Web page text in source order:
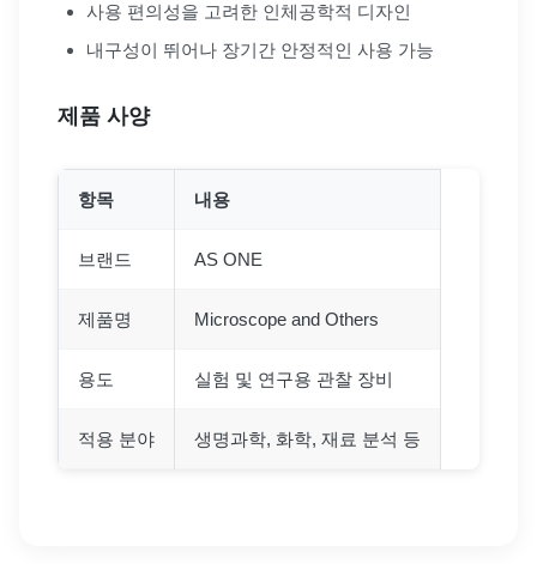
사용 편의성을 고려한 인체공학적 디자인
내구성이 뛰어나 장기간 안정적인 사용 가능
제품 사양
항목 내용
브랜드 AS ONE
제품명 Microscope and Others
용도 실험 및 연구용 관찰 장비
적용 분야 생명과학, 화학, 재료 분석 등